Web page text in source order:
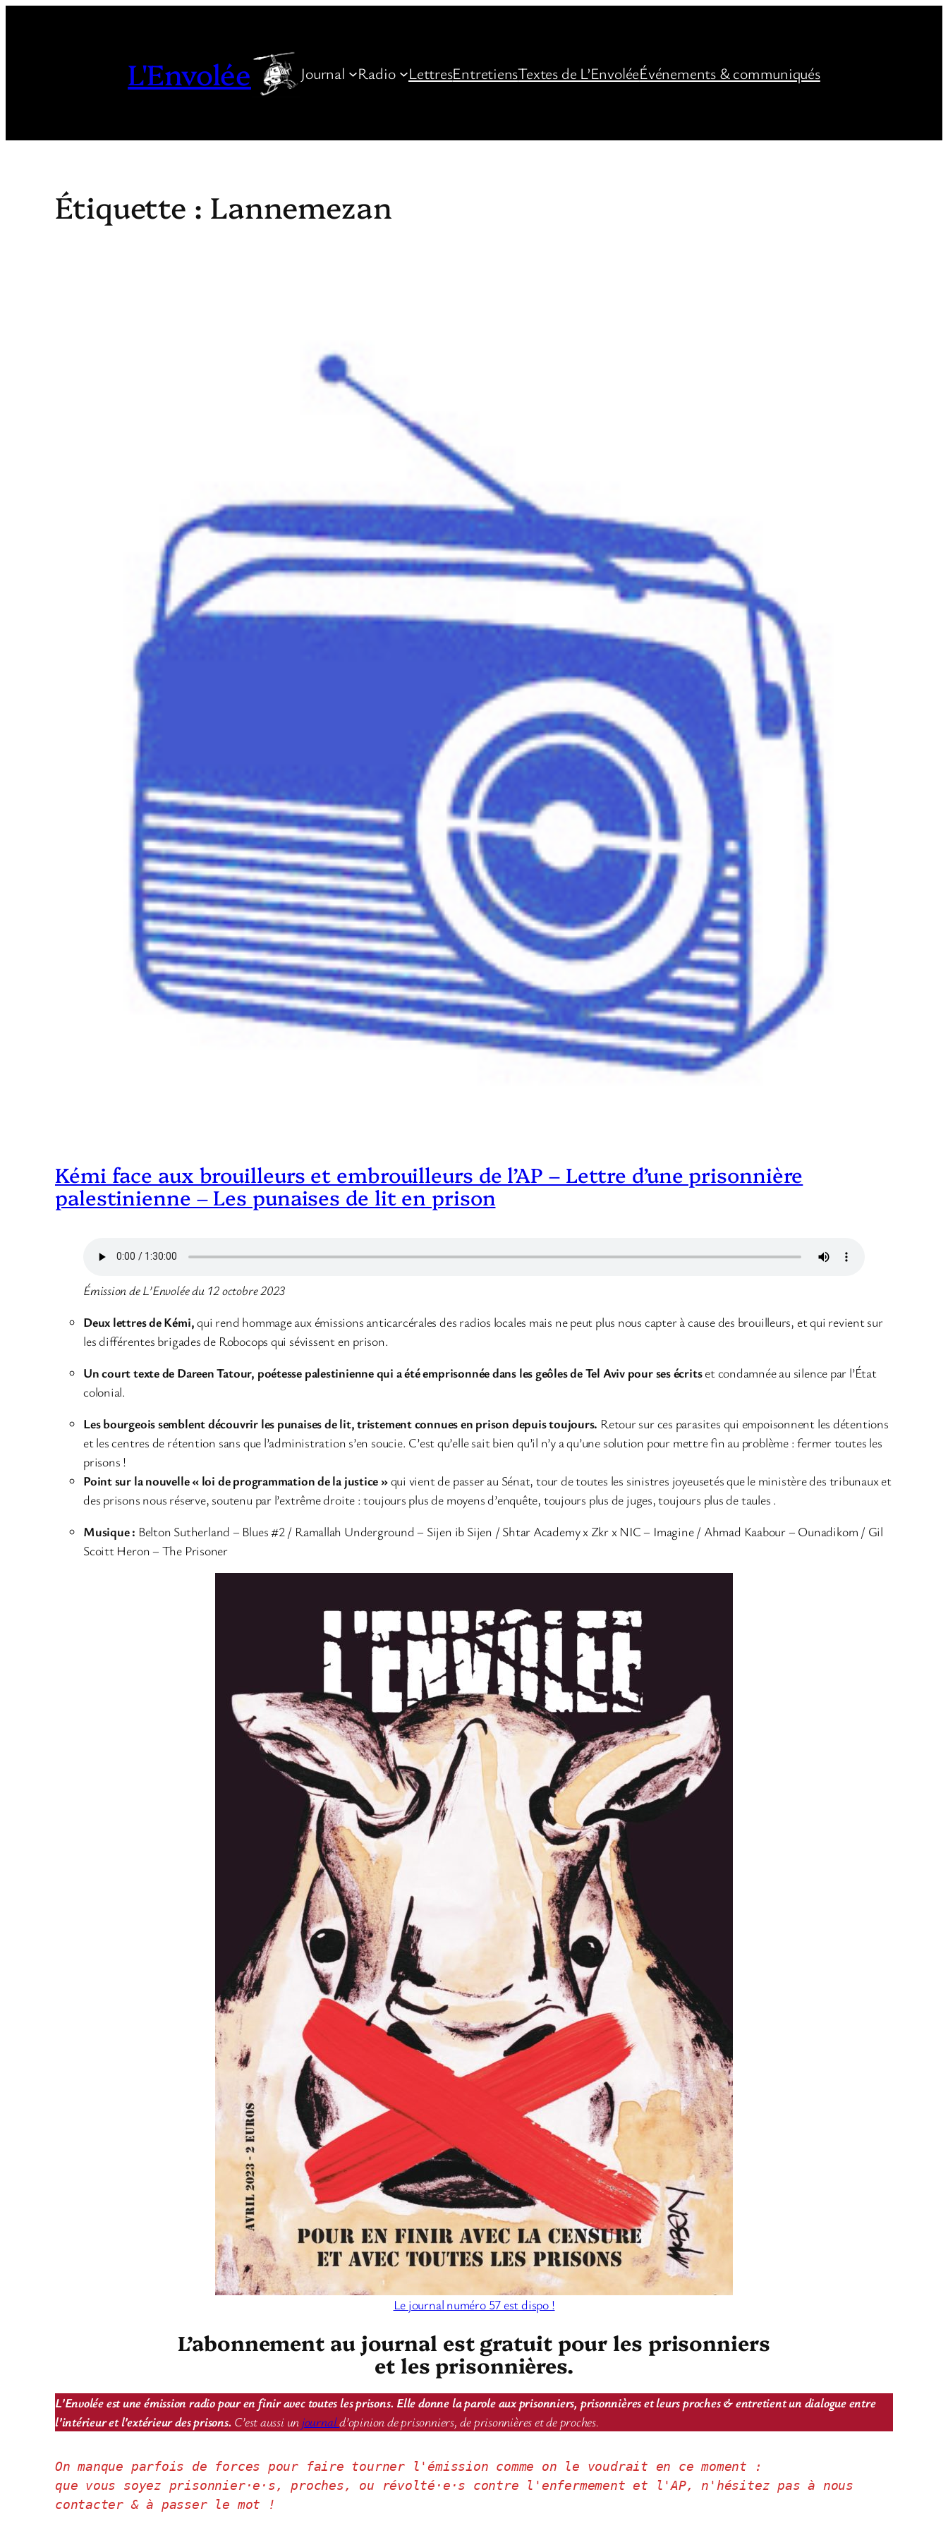
L'Envolée Journal Radio LettresEntretiensTextes de L’EnvoléeÉvénements & communiqués
Étiquette : Lannemezan
Kémi face aux brouilleurs et embrouilleurs de l’AP – Lettre d’une prisonnière
palestinienne – Les punaises de lit en prison
Émission de L’Envolée du 12 octobre 2023
Deux lettres de Kémi,qui rend hommage aux émissions anticarcérales des radios locales mais ne peut plus nous capter à cause des brouilleurs, et qui revient sur
les différentes brigades de Robocops qui sévissent en prison.
Un court texte de Dareen Tatour, poétesse palestinienne qui a été emprisonnée dans les geôles de Tel Aviv pour ses écritset condamnéeau silence par l’État
colonial.
Les bourgeois semblent découvrir les punaises de lit, tristement connues en prison depuis toujours. Retour sur ces parasites qui empoisonnent les détentions
et les centres de rétention sans que l’administration s’en soucie. C’est qu’elle sait bien qu’il n’y a qu’une solution pour mettre fin au problème : fermer toutes les
prisons !
Point sur la nouvelle « loi de programmation de la justice »qui vient de passer au Sénat, tour de toutes les sinistres joyeusetés que le ministère des tribunaux et
des prisons nous réserve, soutenu par l’extrême droite : toujours plus de moyens d’enquête, toujours plus de juges, toujours plus de taules .
Musique : Belton Sutherland – Blues #2 / Ramallah Underground – Sijen ib Sijen / Shtar Academy x Zkr x NIC – Imagine / Ahmad Kaabour – Ounadikom / Gil
Scoitt Heron – The Prisoner
Le journal numéro 57 est dispo !
L’abonnement au journal est gratuit pour les prisonniers
et les prisonnières.
L’Envolée est une émission radio pour en finir avec toutes les prisons. Elle donne la parole aux prisonniers, prisonnières et leurs proches & entretient un dialogue entre
l’intérieur et l’extérieur des prisons. C’est aussi un journald’opinion de prisonniers, de prisonnières et de proches.
On manque parfois de forces pour faire tourner l'émission comme on le voudrait en ce moment :
que vous soyez prisonnier·e·s, proches, ou révolté·e·s contre l'enfermement et l'AP, n'hésitez pas à nous
contacter & à passer le mot !